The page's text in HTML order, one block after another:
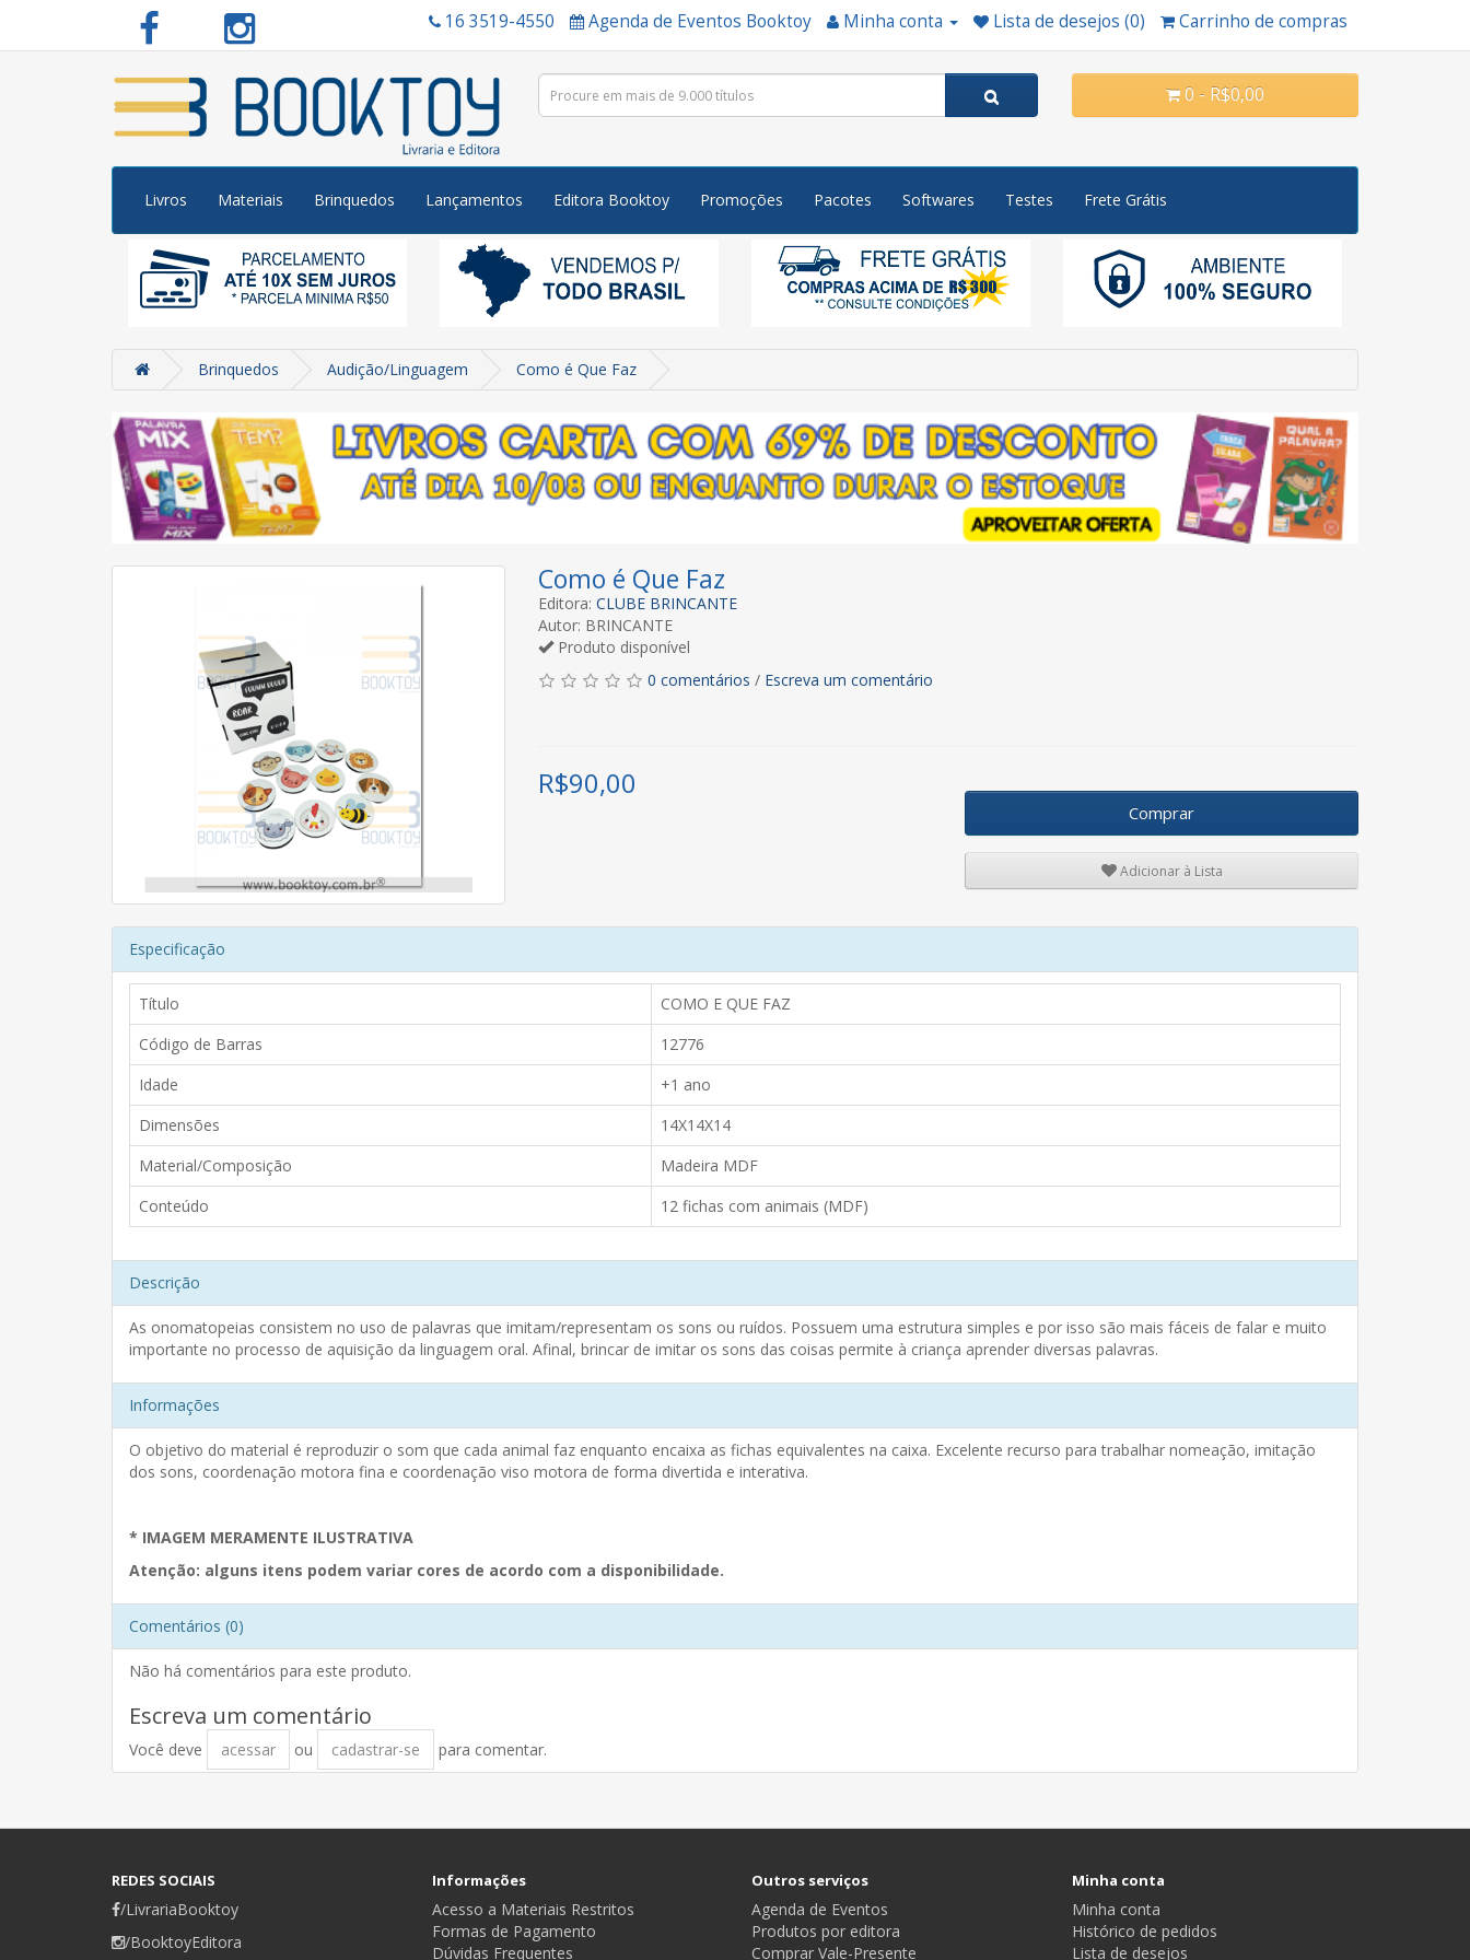
16 3519-4550 Agenda de Eventos Booktoy Minha conta Lista de desejos (0) Carrinho de compras
0 - R$0,00
Livros Materiais Brinquedos Lançamentos Editora Booktoy Promoções Pacotes Softwares Testes Frete Grátis
Brinquedos Audição/Linguagem Como é Que Faz
Como é Que Faz
Editora: CLUBE BRINCANTE
Autor: BRINCANTE
Produto disponível
0 comentários / Escreva um comentário
R$90,00
Comprar
Adicionar à Lista
Especificação
Título
COMO E QUE FAZ
Código de Barras
12776
Idade
+1 ano
Dimensões
14X14X14
Material/Composição
Madeira MDF
Conteúdo
12 fichas com animais (MDF)
Descrição
As onomatopeias consistem no uso de palavras que imitam/representam os sons ou ruídos. Possuem uma estrutura simples e por isso são mais fáceis de falar e muito
importante no processo de aquisição da linguagem oral. Afinal, brincar de imitar os sons das coisas permite à criança aprender diversas palavras.
Informações
O objetivo do material é reproduzir o som que cada animal faz enquanto encaixa as fichas equivalentes na caixa. Excelente recurso para trabalhar nomeação, imitação
dos sons, coordenação motora fina e coordenação viso motora de forma divertida e interativa.
* IMAGEM MERAMENTE ILUSTRATIVA
Atenção: alguns itens podem variar cores de acordo com a disponibilidade.
Comentários (0)
Não há comentários para este produto.
Escreva um comentário
Você deve acessar ou cadastrar-se para comentar.
REDES SOCIAIS
/LivrariaBooktoy
/BooktoyEditora
Informações
Acesso a Materiais Restritos
Formas de Pagamento
Dúvidas Frequentes
Outros serviços
Agenda de Eventos
Produtos por editora
Comprar Vale-Presente
Minha conta
Minha conta
Histórico de pedidos
Lista de desejos